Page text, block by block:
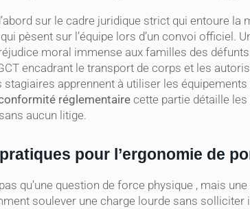
sur le cadre juridique strict qui entoure la
pèsent sur l’équipe lors d’un convoi officiel.
moral immense aux familles des
encadrant le transport de corps et les
stagiaires apprennent à utiliser les
réglementairecette partie détaille
aucun litige.
pour l’ergonomie de
qu’une question de force physique , mais
soulever une charge lourde sans solliciter